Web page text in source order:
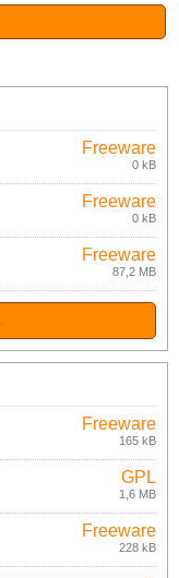
Freeware
0 kB
Freeware
0 kB
Freeware
87,2 MB
Freeware
165 kB
GPL
1,6 MB
Freeware
228 kB